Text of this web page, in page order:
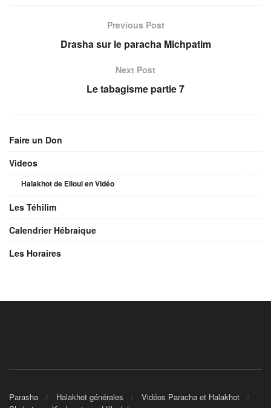
Previous Post
Drasha sur le paracha Michpatim
Next Post
Le tabagisme partie 7
Faire un Don
Videos
Halakhot de Elloul en Vidéo
Les Téhilim
Calendrier Hébraique
Les Horaires
Parasha Halakhot générales
Vidéos Paracha et Halakhot